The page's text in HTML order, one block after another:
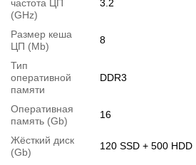
Спецификация процессора
Спецификация видеокарты
Тестирование видеокарты
частота ЦП
(GHz)
3.2
Размер кеша
ЦП (Mb)
8
Тип
оперативной
памяти
DDR3
Оперативная
память (Gb)
16
Жёсткий диск
(Gb)
120 SSD + 500 HDD